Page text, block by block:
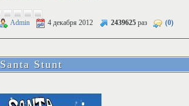
Admin 4 декабря 2012 2439625 раз (0)
Santa Stunt